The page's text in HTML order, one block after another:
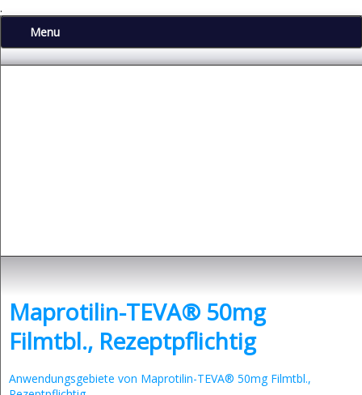
.
Menu
Maprotilin-TEVA® 50mg
Filmtbl., Rezeptpflichtig
Anwendungsgebiete von Maprotilin-TEVA® 50mg Filmtbl.,